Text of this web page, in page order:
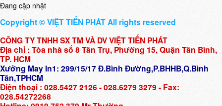
Đang cập nhật
Copyright © VIỆT TIẾN PHÁT All rights reserved
CÔNG TY TNHH SX TM VÀ DV VIỆT TIẾN PHÁT
Địa chỉ : Tòa nhà số 8 Tân Trụ, Phường 15, Quận Tân Bình,
TP. HCM
Xưởng May In1: 299/15/17 Đ.Bình Đường,P.BHHB,Q.Bình
Tân,TPHCM
Điện thoại : 028.5427 2126 - 028.6279 3279 - Fax:
028.54272268